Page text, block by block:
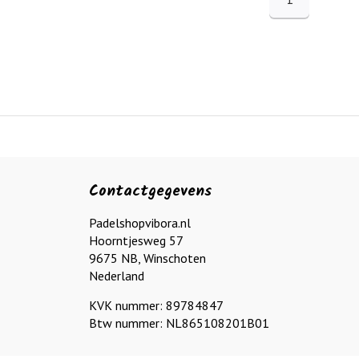
Contactgegevens
Padelshopvibora.nl
Hoorntjesweg 57
9675 NB, Winschoten
Nederland
KVK nummer: 89784847
Btw nummer: NL865108201B01